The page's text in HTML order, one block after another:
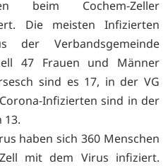
beim Cochem-Zeller
Die meisten Infizierten
der Verbandsgemeinde
47 Frauen und Männer
sind es 17, in der VG
Infizierten sind in der
13.
haben sich 360 Menschen
mit dem Virus infiziert.